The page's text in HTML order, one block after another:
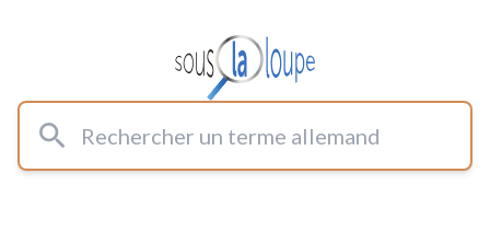
Rechercher un terme allemand